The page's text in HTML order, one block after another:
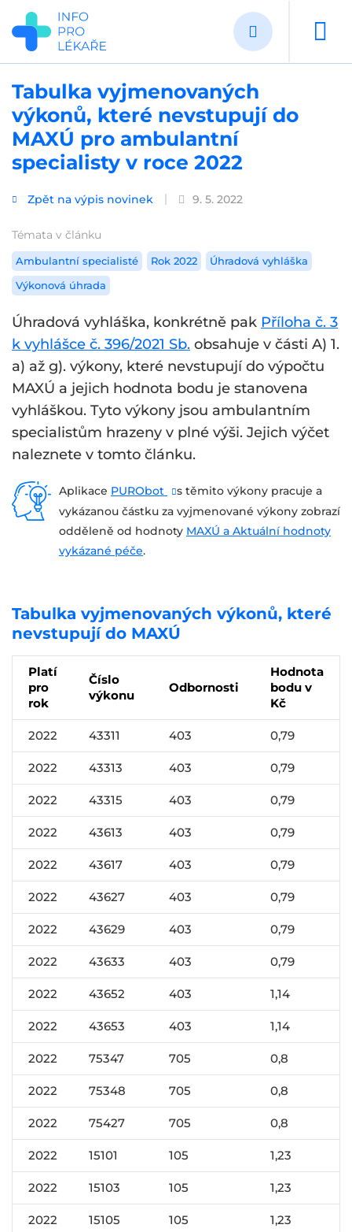
Přejít
hlavnímu
obsahu
Tabulka vyjmenovaných
výkonů, které nevstupují do
MAXÚ pro ambulantní
specialisty v roce 2022
Zpět na výpis novinek 9. 5. 2022
Témata v článku
Ambulantní specialisté Rok 2022
Úhradová vyhláška
Výkonová úhrada
Úhradová vyhláška, konkrétně pak Příloha č. 3
k vyhlášce č. 396/2021 Sb. obsahuje v části A) 1.
a) až g). výkony, které nevstupují do výpočtu
MAXÚ a jejich hodnota bodu je stanovena
vyhláškou. Tyto výkony jsou ambulantním
specialistům hrazeny v plné výši. Jejich výčet
naleznete v tomto článku.
Aplikace PURObot
s těmito výkony pracuje a
vykázanou částku za vyjmenované výkony zobrazí
odděleně od hodnoty MAXÚ a Aktuální hodnoty
vykázané péče.
Tabulka vyjmenovaných výkonů, které
nevstupují do MAXÚ
Platí
pro
rok
Číslo
výkonu
Odbornosti
Hodnota
bodu v
Kč
2022 43311 403 0,79
2022 43313 403 0,79
2022 43315 403 0,79
2022 43613 403 0,79
2022 43617 403 0,79
2022 43627 403 0,79
2022 43629 403 0,79
2022 43633 403 0,79
2022 43652 403 1,14
2022 43653 403 1,14
2022 75347 705 0,8
2022 75348 705 0,8
2022 75427 705 0,8
2022 15101 105 1,23
2022 15103 105 1,23
2022 15105 105 1,23